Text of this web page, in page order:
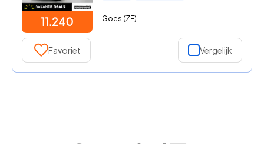
11.240 Goes (ZE)
Favoriet Vergelijk